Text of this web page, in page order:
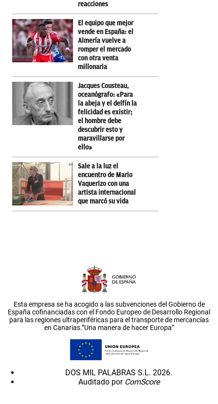
reacciones
El equipo que mejor
vende en España: el
Almería vuelve a
romper el mercado
con otra venta
millonaria
Jacques Cousteau,
oceanógrafo: «Para
la abeja y el delfín la
felicidad es existir;
el hombre debe
descubrir esto y
maravillarse por
ello»
Sale a la luz el
encuentro de Mario
Vaquerizo con una
artista internacional
que marcó su vida
Esta empresa se ha acogido a las subvenciones del Gobierno de
España cofinanciadas con el Fondo Europeo de Desarrollo Regional
para las regiones ultraperiféricas para el transporte de mercancías
en Canarias.”Una manera de hacer Europa”
DOS MIL PALABRAS S.L. 2026.
Auditado por ComScore